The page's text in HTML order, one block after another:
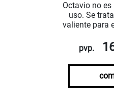
Octavio no es
uso. Se
valiente para
pvp.